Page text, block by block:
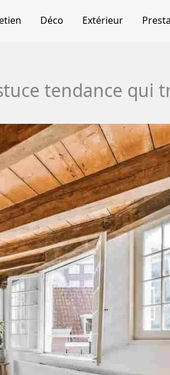
Déco Extérieur
tendance qui